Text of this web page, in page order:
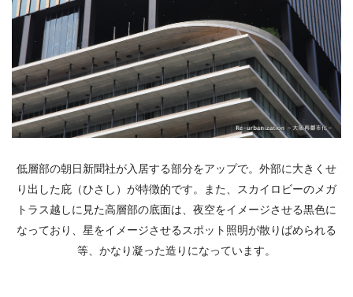
低層部の朝日新聞社が入居する部分をアップで。外部に大きくせ
り出した庇（ひさし）が特徴的です。また、スカイロビーのメガ
トラス越しに見た高層部の底面は、夜空をイメージさせる黒色に
なっており、星をイメージさせるスポット照明が散りばめられる
等、かなり凝った造りになっています。